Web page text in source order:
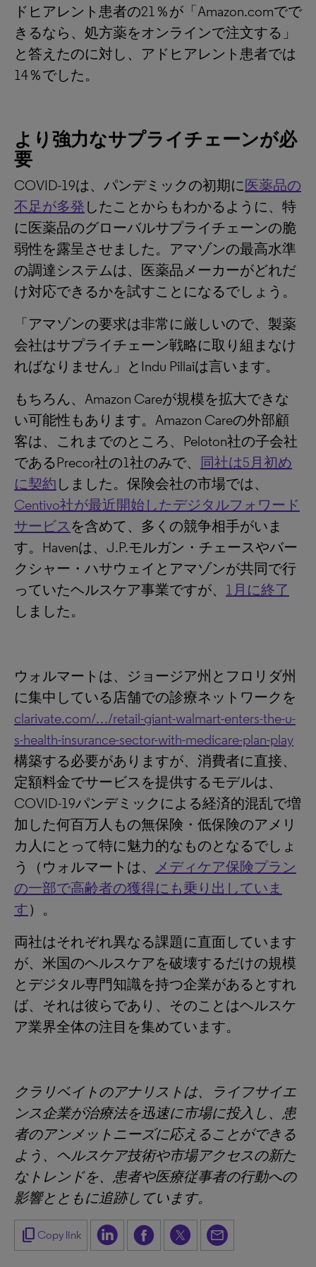
ドヒアレント患者の21％が「Amazon.comでで
きるなら、処方薬をオンラインで注文する」
と答えたのに対し、アドヒアレント患者では
14％でした。
より強力なサプライチェーンが必
要
COVID-19は、パンデミックの初期に医薬品の
不足が多発 したことからもわかるように、特
に医薬品のグローバルサプライチェーンの脆
弱性を露呈させました。アマゾンの最高水準
の調達システムは、医薬品メーカーがどれだ
け対応できるかを試すことになるでしょう。
「アマゾンの要求は非常に厳しいので、製薬
会社はサプライチェーン戦略に取り組まなけ
ればなりません」とIndu Pillaiは言います。
もちろん、Amazon Careが規模を拡大できな
い可能性もあります。Amazon Careの外部顧
客は、これまでのところ、Peloton社の子会社
であるPrecor社の1社のみで、 同社は5月初め
に契約 しました。保険会社の市場では、
Centivo社が最近開始したデジタルフォワード
サービスを含めて、多くの競争相手がいま
す。Havenは、J.P.モルガン・チェースやバー
クシャー・ハサウェイとアマゾンが共同で行
っていたヘルスケア事業ですが、 1月に終了
しました。
ウォルマートは、ジョージア州とフロリダ州
に集中している店舗での診療ネットワークを
clarivate.com/…/retail-giant-walmart-enters-the-u-
s-health-insurance-sector-with-medicare-plan-play
構築する必要がありますが、消費者に直接、
定額料金でサービスを提供するモデルは、
COVID-19パンデミックによる経済的混乱で増
加した何百万人もの無保険・低保険のアメリ
カ人にとって特に魅力的なものとなるでしょ
う（ウォルマートは、
メディケア保険プラン
の一部で高齢者の獲得にも乗り出していま
す）。
両社はそれぞれ異なる課題に直面しています
が、米国のヘルスケアを破壊するだけの規模
とデジタル専門知識を持つ企業があるとすれ
ば、それは彼らであり、そのことはヘルスケ
ア業界全体の注目を集めています。
クラリベイトのアナリストは、ライフサイエ
ンス企業が治療法を迅速に市場に投入し、患
者のアンメットニーズに応えることができる
よう、ヘルスケア技術や市場アクセスの新た
なトレンドを、患者や医療従事者の行動への
影響とともに追跡しています。
content_copy Copy link